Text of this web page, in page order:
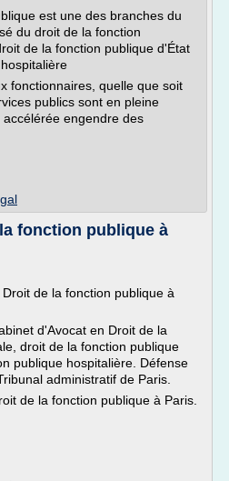
est une des branches du
du droit de la fonction
de la fonction publique d'État
fonctionnaires, quelle que soit
publics sont en pleine
engendre des
fonction publique à
de la fonction publique à
d'Avocat en Droit de la
droit de la fonction publique
publique hospitalière. Défense
administratif de Paris.
de la fonction publique à Paris.